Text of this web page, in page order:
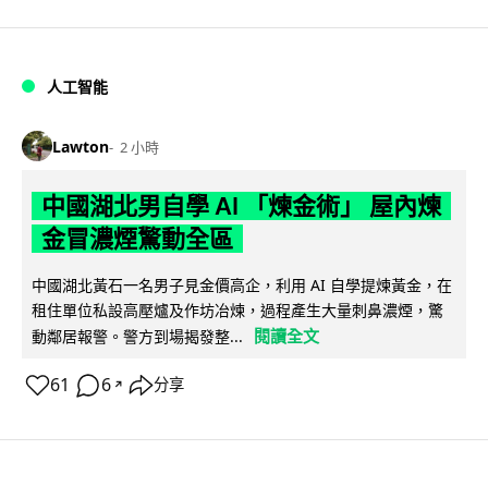
人工智能
Lawton 2 小時
中國湖北男自學 AI 「煉金術」 屋內煉
金冒濃煙驚動全區
中國湖北黃石一名男子見金價高企，利用 AI 自學提煉黃金，在
租住單位私設高壓爐及作坊冶煉，過程產生大量刺鼻濃煙，驚
動鄰居報警。警方到場揭發整...
閱讀全文
61 6 ↗ 分享